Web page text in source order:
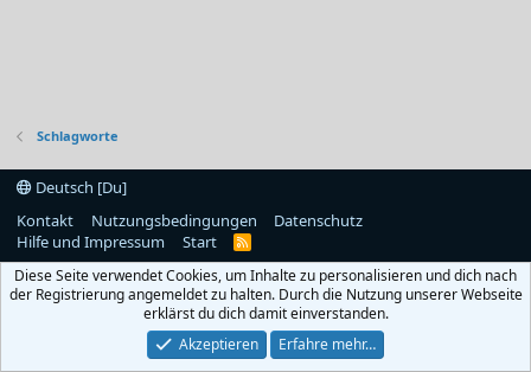
Schlagworte
Deutsch [Du]
Kontakt
Nutzungsbedingungen
Datenschutz
Hilfe und Impressum
Start
R
S
Diese Seite verwendet Cookies, um Inhalte zu personalisieren und dich nach
der Registrierung angemeldet zu halten. Durch die Nutzung unserer Webseite
erklärst du dich damit einverstanden.
Akzeptieren
Erfahre mehr…